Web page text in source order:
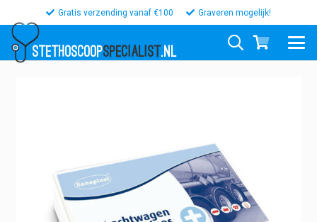
Gratis verzending vanaf €100 Graveren mogelijk!
STETHOSCOOPSPECIALIST.NL